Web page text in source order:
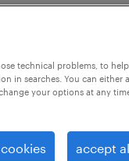
technical problems, to
in searches. You can either
your options at any
accept